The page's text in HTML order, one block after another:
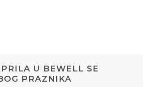
U BEWELL SE
PRAZNIKA